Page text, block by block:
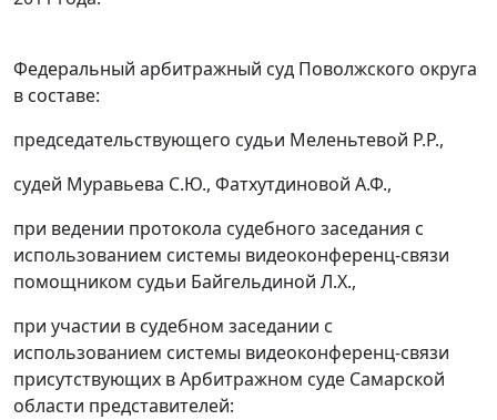
Федеральный арбитражный суд Поволжского округа
в составе:
председательствующего судьи Меленьтевой Р.Р.,
судей Муравьева С.Ю., Фатхутдиновой А.Ф.,
при ведении протокола судебного заседания с
использованием системы видеоконференц-связи
помощником судьи Байгельдиной Л.Х.,
при участии в судебном заседании с
использованием системы видеоконференц-связи
присутствующих в Арбитражном суде Самарской
области представителей: